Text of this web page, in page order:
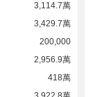
3,114.7萬
3,429.7萬
200,000
2,956.9萬
418萬